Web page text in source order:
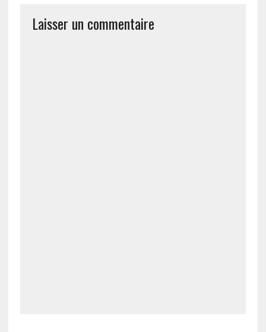
Laisser un commentaire